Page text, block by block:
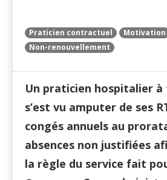
Praticien contractuel Motivation
Non-renouvellement
Un praticien hospitalier
s’est vu amputer de ses
congés annuels au
absences non justifiées
la règle du service fait